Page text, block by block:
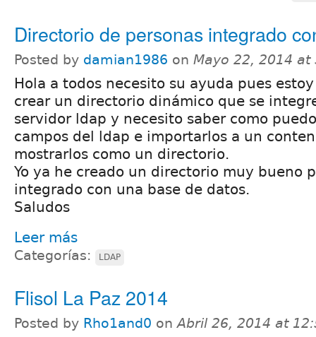
Directorio de personas integrado
Posted by damian1986 on Mayo 22, 2014 at
Hola a todos necesito su ayuda pues
crear un directorio dinámico que se
servidor ldap y necesito saber como
campos del ldap e importarlos a un
mostrarlos como un directorio.
Yo ya he creado un directorio muy bueno
integrado con una base de datos.
Saludos
Leer más
Categorías: LDAP
Flisol La Paz 2014
Posted by Rho1and0 onAbril 26, 2014 at